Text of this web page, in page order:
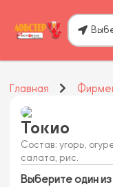
Главная
Токио
Состав: угорь,
салата, рис.
Выберите один